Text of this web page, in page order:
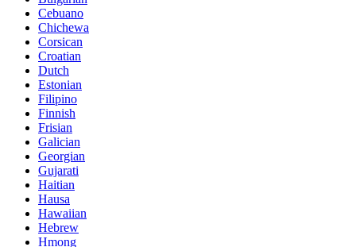
Cebuano
Chichewa
Corsican
Croatian
Dutch
Estonian
Filipino
Finnish
Frisian
Galician
Georgian
Gujarati
Haitian
Hausa
Hawaiian
Hebrew
Hmong